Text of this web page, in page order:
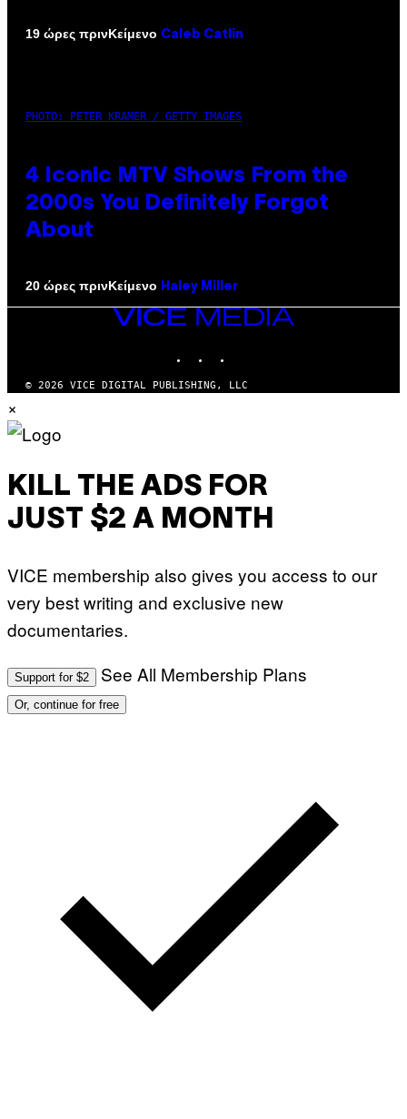
19 ώρες πρινΚείμενο Caleb Catlin
PHOTO: PETER KRAMER / GETTY IMAGES
4 Iconic MTV Shows From the
2000s You Definitely Forgot
About
20 ώρες πρινΚείμενο Haley Miller
VICE
MEDIA
© 2026 VICE DIGITAL PUBLISHING, LLC
×
KILL THE ADS FOR
JUST $2 A MONTH
VICE membership also gives you access to our
very best writing and exclusive new
documentaries.
Support for $2 See All Membership Plans
Or, continue for free